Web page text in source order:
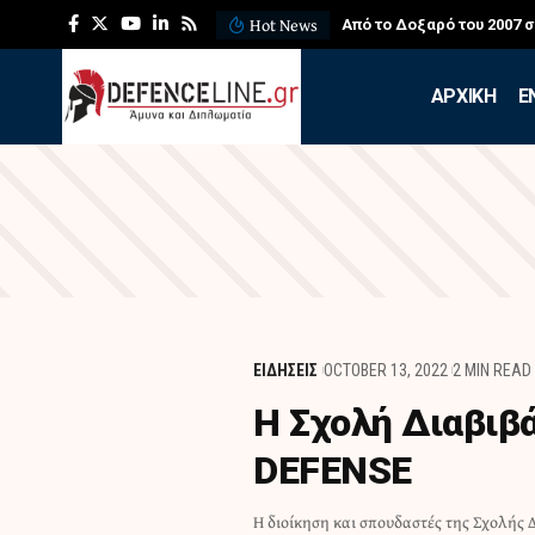
Hot News Από το Δοξαρό του 2007
APXIKH
ΕΙΔΗΣΕΙΣ OCTOBER 13, 2022 2 MIN READ
Η Σχολή
DEFENSE
Η διοίκηση και σπουδαστές της Σχολής
προγράμματος της Σχολής. Στελέχη της